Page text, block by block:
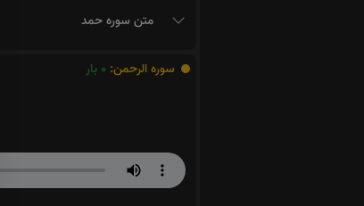
متن سوره حمد
سوره الرحمن: 0 بار